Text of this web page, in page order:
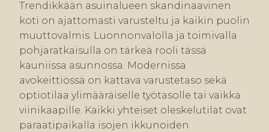
Trendikkään asuinalueen skandinaavinen
koti on ajattomasti varusteltu ja kaikin puolin
muuttovalmis. Luonnonvalolla ja toimivalla
pohjaratkaisulla on tärkeä rooli tässä
kauniissa asunnossa. Modernissa
avokeittiössä on kattava varustetaso sekä
optiotilaa ylimääräiselle työtasolle tai vaikka
viinikaapille. Kaikki yhteiset oleskelutilat ovat
paraatipaikalla isojen ikkunoiden